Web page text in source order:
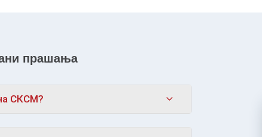
прашања
СКСМ?